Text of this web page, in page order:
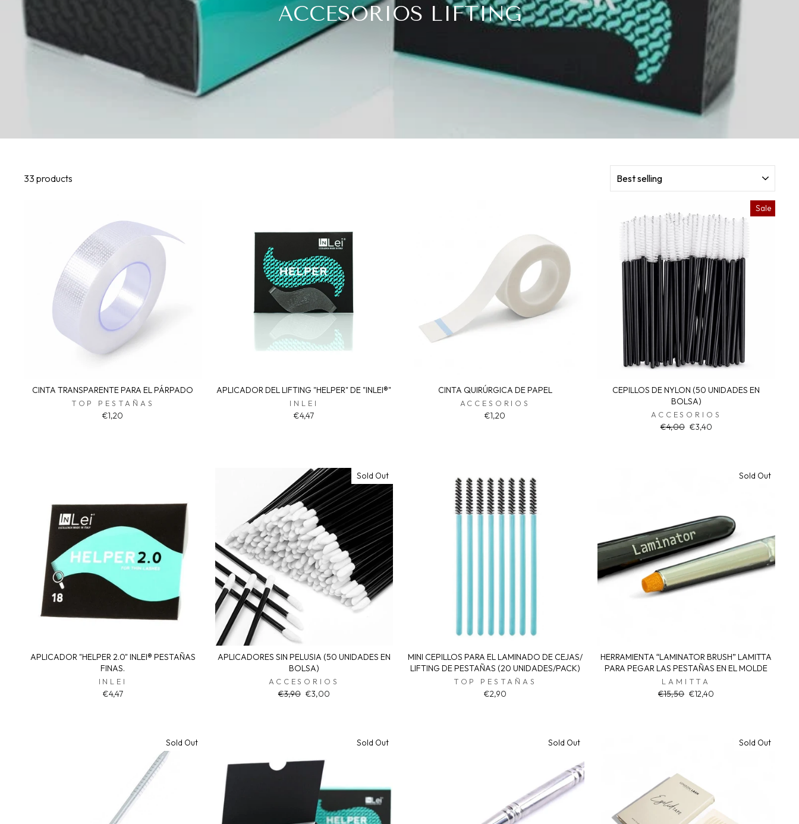
ACCESORIOS LIFTING
33 products
CINTA TRANSPARENTE PARA EL PÁRPADO
TOP PESTAÑAS
€1,20
APLICADOR DEL LIFTING "HELPER" DE "INLEI®"
INLEI
€4,47
CINTA QUIRÚRGICA DE PAPEL
ACCESORIOS
€1,20
Sale
CEPILLOS DE NYLON (50 UNIDADES EN
BOLSA)
ACCESORIOS
Regular
€4,00 Sale
€3,40
APLICADOR "HELPER 2.0" INLEI® PESTAÑAS
FINAS.
INLEI
€4,47
Sold Out
APLICADORES SIN PELUSIA (50 UNIDADES EN
BOLSA)
ACCESORIOS
Regular
€3,90 Sale
€3,00
MINI CEPILLOS PARA EL LAMINADO DE CEJAS/
LIFTING DE PESTAÑAS (20 UNIDADES/PACK)
TOP PESTAÑAS
€2,90
Sold Out
HERRAMIENTA “LAMINATOR BRUSH” LAMITTA
PARA PEGAR LAS PESTAÑAS EN EL MOLDE
LAMITTA
Regular
€15,50 Sale
€12,40
Sold Out Sold Out Sold Out Sold Out